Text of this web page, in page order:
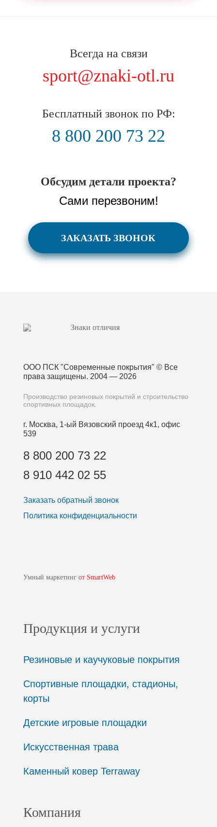
Всегда на связи
sport@znaki-otl.ru
Бесплатный звонок по РФ:
8 800 200 73 22
Обсудим детали проекта?
Сами перезвоним!
ЗАКАЗАТЬ ЗВОНОК
ООО ПСК "Современные покрытия" © Все
права защищены. 2004 — 2026
Производство резиновых покрытий и строительство
спортивных площадок.
г. Москва, 1-ый Вязовский проезд 4к1, офис
539
8 800 200 73 22
8 910 442 02 55
Заказать обратный звонок
Политика конфиденциальности
Умный маркетинг от SmartWeb
Продукция и услуги
Резиновые и каучуковые покрытия
Спортивные площадки, стадионы,
корты
Детские игровые площадки
Искусственная трава
Каменный ковер Terraway
Компания